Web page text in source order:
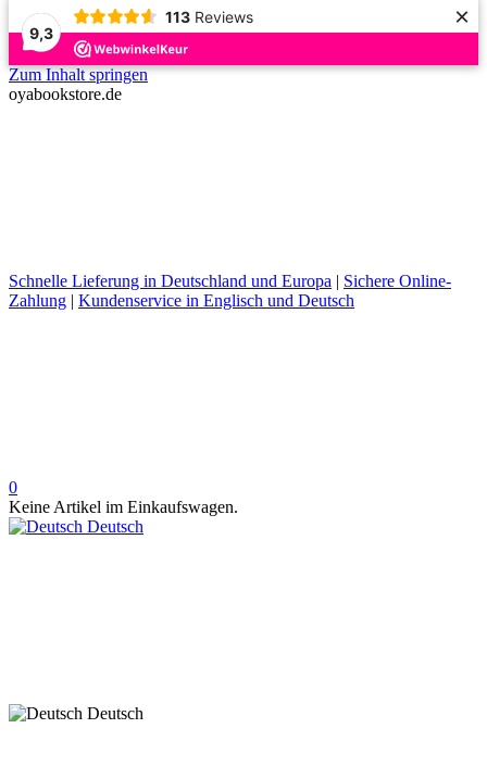
9,3
113 Reviews ×
Zum Inhalt springen
oyabookstore.de
Schnelle Lieferung in Deutschland und Europa | Sichere Online-
Zahlung | Kundenservice in Englisch und Deutsch
0
Keine Artikel im Einkaufswagen.
Deutsch
Deutsch